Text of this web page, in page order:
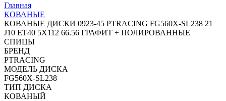
Главная
КОВАНЫЕ
КОВАНЫЕ ДИСКИ 0923-45 PTRACING FG560X-SL238 21
J10 ET40 5X112 66.56 ГРАФИТ + ПОЛИРОВАННЫЕ
СПИЦЫ
БРЕНД
PTRACING
МОДЕЛЬ ДИСКА
FG560X-SL238
ТИП ДИСКА
КОВАНЫЙ